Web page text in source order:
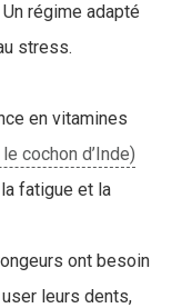
régime adapté
stress.
en vitamines
cochon d’Inde)
fatigue et la
ont besoin
leurs dents,